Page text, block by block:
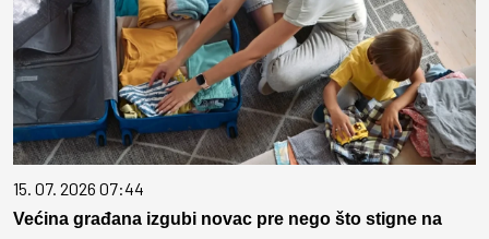
15. 07. 2026 07:44
Većina građana izgubi novac pre nego što stigne na